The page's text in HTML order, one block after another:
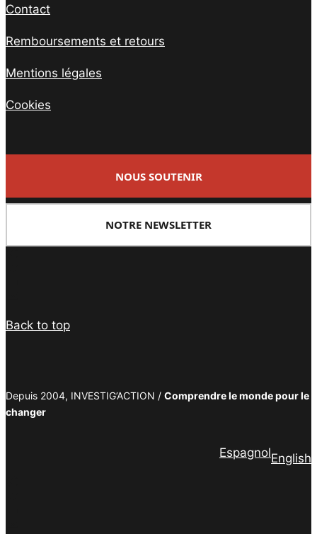
Contact
Remboursements et retours
Mentions légales
Cookies
NOUS SOUTENIR
NOTRE NEWSLETTER
Back to top
Depuis 2004, INVESTIG’ACTION / Comprendre le monde pour le
changer
EspagnolEnglish